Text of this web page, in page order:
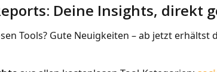
Deine Insights, direkt
Tools? Gute Neuigkeiten – ab jetzt erhältst